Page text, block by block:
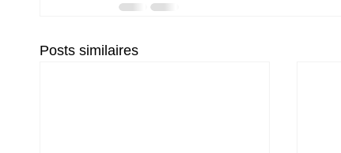
Posts similaires